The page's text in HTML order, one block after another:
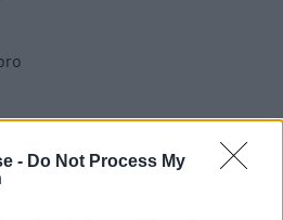
- Do Not Process My